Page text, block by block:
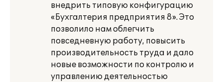
внедрить типовую конфигурацию
«Бухгалтерия предприятия 8». Это
позволило нам облегчить
повседневную работу, повысить
производительность труда и дало
новые возможности по контролю и
управлению деятельностью